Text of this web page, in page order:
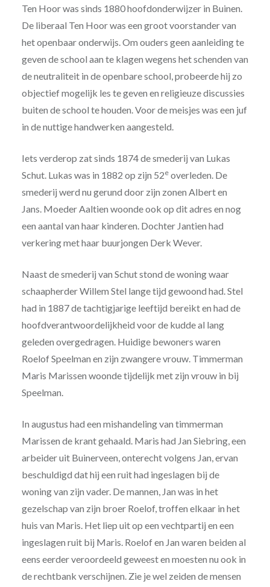
Ten Hoor was sinds 1880 hoofdonderwijzer in Buinen.
De liberaal Ten Hoor was een groot voorstander van
het openbaar onderwijs. Om ouders geen aanleiding te
geven de school aan te klagen wegens het schenden van
de neutraliteit in de openbare school, probeerde hij zo
objectief mogelijk les te geven en religieuze discussies
buiten de school te houden. Voor de meisjes was een juf
in de nuttige handwerken aangesteld.
Iets verderop zat sinds 1874 de smederij van Lukas
Schut. Lukas was in 1882 op zijn 52eoverleden. De
smederij werd nu gerund door zijn zonen Albert en
Jans. Moeder Aaltien woonde ook op dit adres en nog
een aantal van haar kinderen. Dochter Jantien had
verkering met haar buurjongen Derk Wever.
Naast de smederij van Schut stond de woning waar
schaapherder Willem Stel lange tijd gewoond had. Stel
had in 1887 de tachtigjarige leeftijd bereikt en had de
hoofdverantwoordelijkheid voor de kudde al lang
geleden overgedragen. Huidige bewoners waren
Roelof Speelman en zijn zwangere vrouw. Timmerman
Maris Marissen woonde tijdelijk met zijn vrouw in bij
Speelman.
In augustus had een mishandeling van timmerman
Marissen de krant gehaald. Maris had Jan Siebring, een
arbeider uit Buinerveen, onterecht volgens Jan, ervan
beschuldigd dat hij een ruit had ingeslagen bij de
woning van zijn vader. De mannen, Jan was in het
gezelschap van zijn broer Roelof, troffen elkaar in het
huis van Maris. Het liep uit op een vechtpartij en een
ingeslagen ruit bij Maris. Roelof en Jan waren beiden al
eens eerder veroordeeld geweest en moesten nu ook in
de rechtbank verschijnen. Zie je wel zeiden de mensen